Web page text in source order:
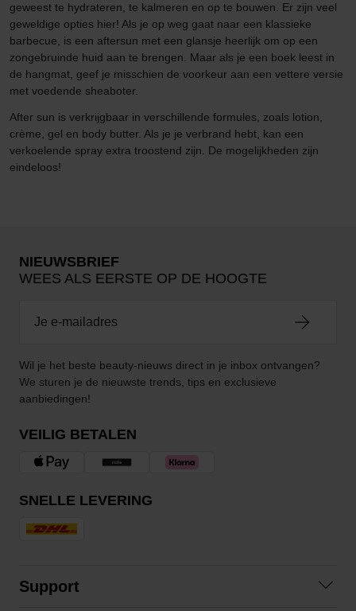
geweest te hydrateren, te kalmeren en op te bouwen. Er zijn veel
geweldige opties hier! Als je op weg gaat naar een klassieke
barbecue, is een aftersun met een glansje heerlijk om op een
zongebruinde huid aan te brengen. Maar als je een boek leest in
de hangmat, geef je misschien de voorkeur aan een vettere versie
met voedende sheaboter.
After sun is verkrijgbaar in verschillende formules, zoals lotion,
crème, gel en body butter. Als je je verbrand hebt, kan een
verkoelende spray extra troostend zijn. De mogelijkheden zijn
eindeloos!
NIEUWSBRIEF
WEES ALS EERSTE OP DE HOOGTE
Wil je het beste beauty-nieuws direct in je inbox ontvangen?
We sturen je de nieuwste trends, tips en exclusieve
aanbiedingen!
VEILIG BETALEN
SNELLE LEVERING
Support